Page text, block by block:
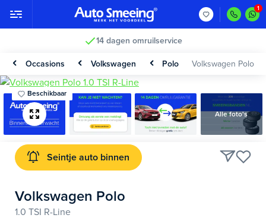
14 dagen omruilservice
Occasions Volkswagen Polo Volkswagen Polo
Beschikbaar
Alle foto's
Seintje auto binnen
Volkswagen Polo
1.0 TSI R-Line